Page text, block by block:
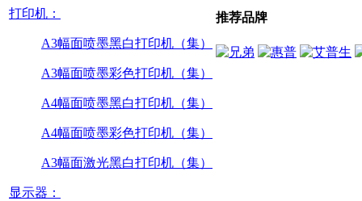
打印机：
A3幅面喷墨黑白打印机（集）
A3幅面喷墨彩色打印机（集）
A4幅面喷墨黑白打印机（集）
A4幅面喷墨彩色打印机（集）
A3幅面激光黑白打印机（集）
显示器：
推荐品牌